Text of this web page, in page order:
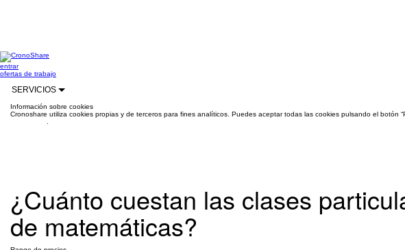
entrar
ofertas de trabajo
SERVICIOS
Información sobre cookies
Cronoshare utiliza cookies propias y de terceros para fines analíticos. Puedes aceptar todas las cookies pulsando el botón
¿Cuánto cuestan las clases
de matemáticas?